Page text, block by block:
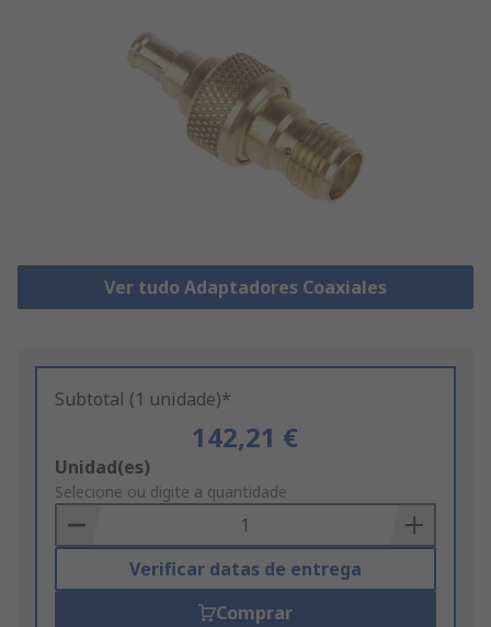
Ver tudo Adaptadores Coaxiales
Subtotal (1 unidade)*
142,21 €
Add
to
Basket
Unidad(es)
Selecione ou digite a quantidade
Verificar datas de entrega
Comprar